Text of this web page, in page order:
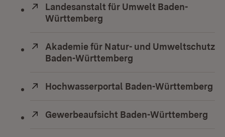
Extern:
Landesanstalt für Umwelt Baden-
Württemberg
Extern:
Akademie für Natur- und Umweltschutz
Baden-Württemberg
Extern:
Hochwasserportal Baden-Württemberg
Extern:
Gewerbeaufsicht Baden-Württemberg